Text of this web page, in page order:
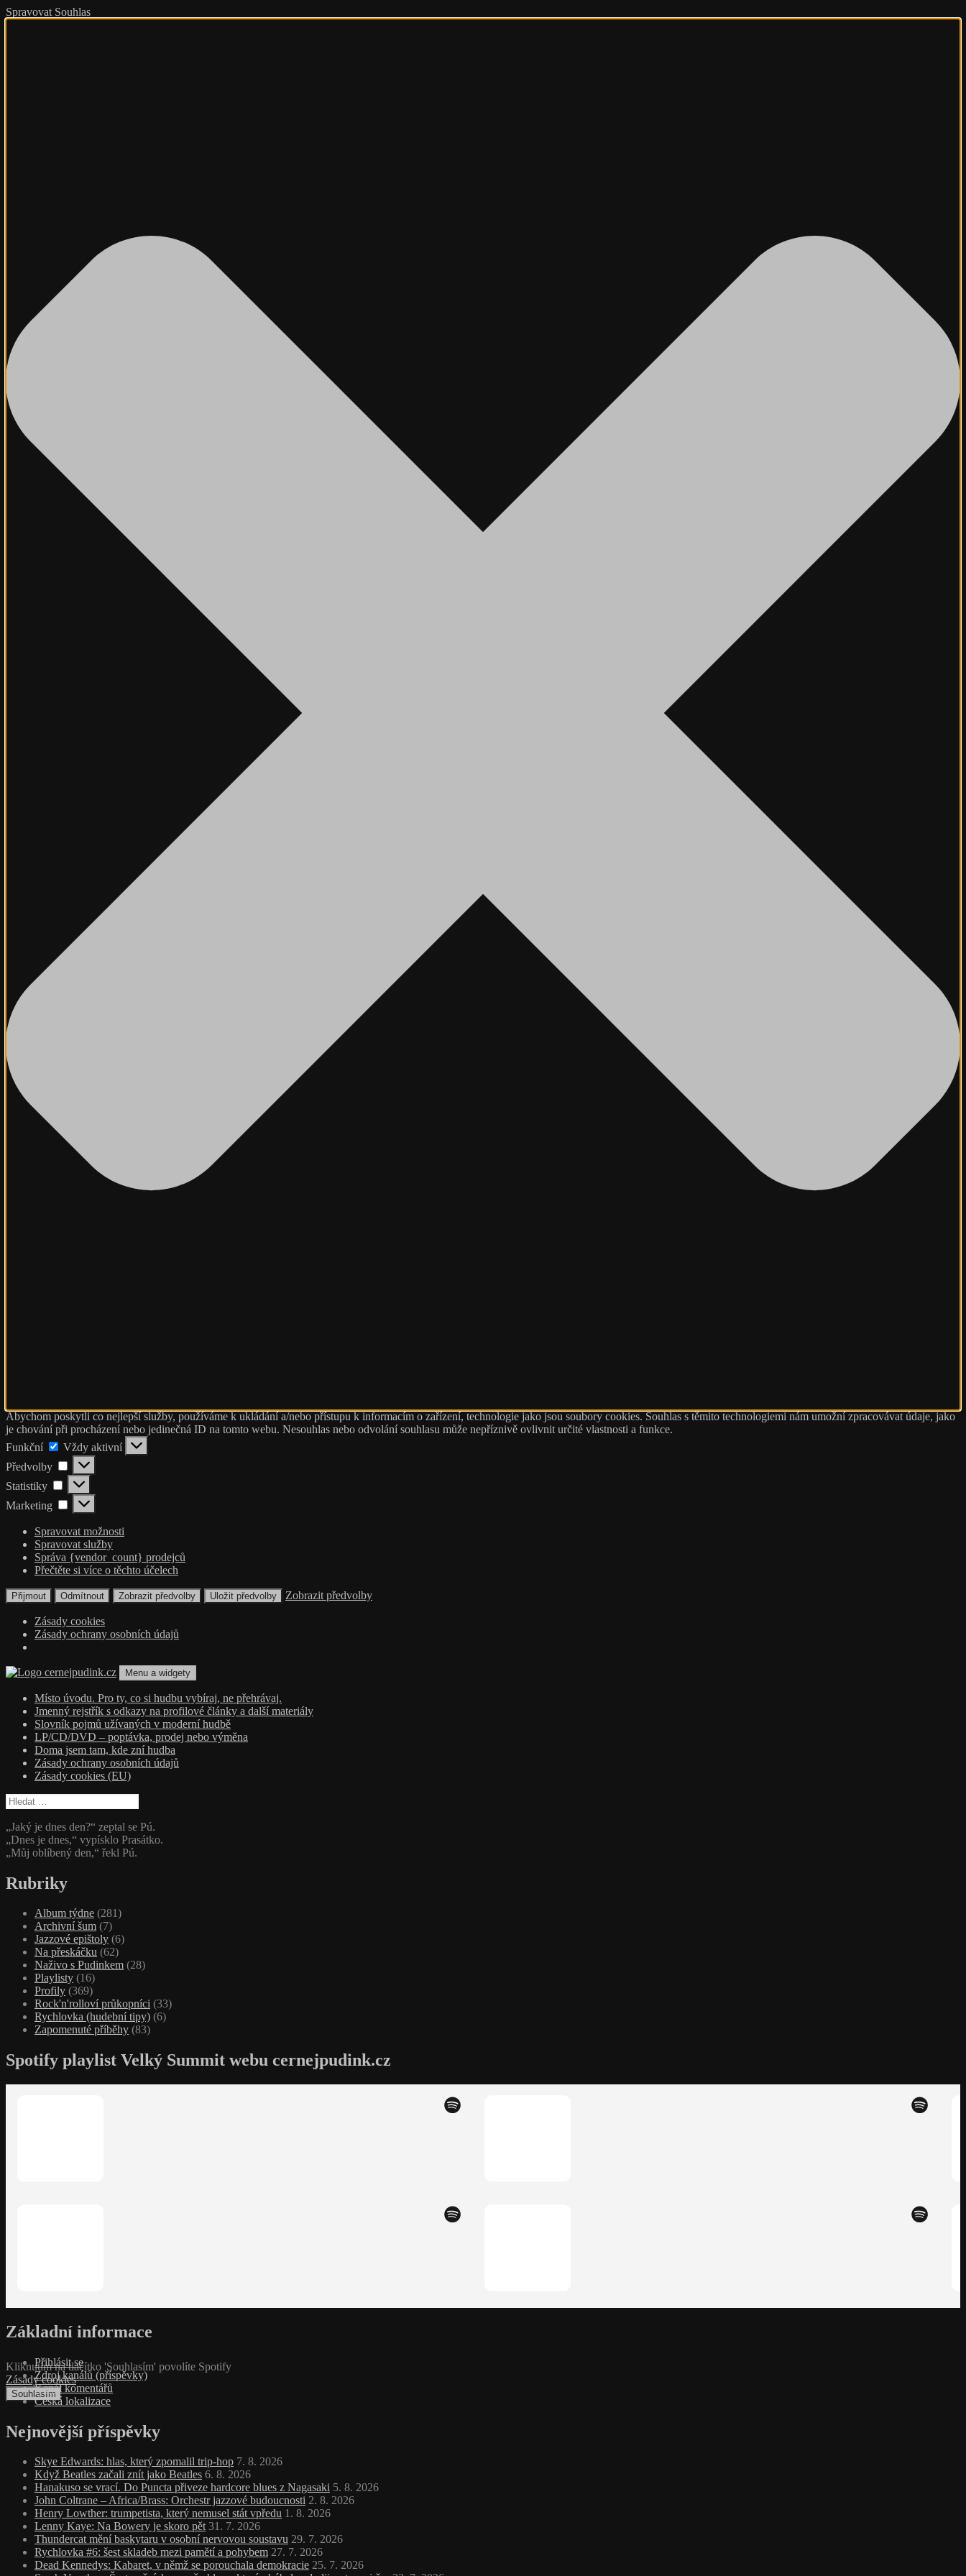
Spravovat Souhlas
Abychom poskytli co nejlepší služby, používáme k ukládání a/nebo přístupu k informacím o zařízení, technologie jako jsou soubory cookies. Souhlas s těmito technologiemi nám umožní zpracovávat údaje, jako
je chování při procházení nebo jedinečná ID na tomto webu. Nesouhlas nebo odvolání souhlasu může nepříznivě ovlivnit určité vlastnosti a funkce.
Funkční
Funkční
Vždy aktivní
Předvolby
Předvolby
Statistiky Statistiky
Marketing Marketing
Spravovat možnosti
Spravovat služby
Správa {vendor_count} prodejců
Přečtěte si více o těchto účelech
Přijmout Odmítnout Zobrazit předvolby Uložit předvolby Zobrazit předvolby
Zásady cookies
Zásady ochrany osobních údajů
Přejít
obsahu
webu
cernejpudink.cz
Hudební magazín o zapomenutých příbězích, jazzu, alternativě a albech s hlubším kontextem
Menu a widgety
Místo úvodu. Pro ty, co si hudbu vybíraj, ne přehrávaj.
Jmenný rejstřík s odkazy na profilové články a další materiály
Slovník pojmů užívaných v moderní hudbě
LP/CD/DVD – poptávka, prodej nebo výměna
Doma jsem tam, kde zní hudba
Zásady ochrany osobních údajů
Zásady cookies (EU)
Vyhledávání
„Jaký je dnes den?“ zeptal se Pú.
„Dnes je dnes,“ vypísklo Prasátko.
„Můj oblíbený den,“ řekl Pú.
Rubriky
Album týdne (281)
Archivní šum (7)
Jazzové epištoly (6)
Na přeskáčku (62)
Naživo s Pudinkem (28)
Playlisty (16)
Profily (369)
Rock'n'rolloví průkopníci (33)
Rychlovka (hudební tipy) (6)
Zapomenuté příběhy (83)
Spotify playlist Velký Summit webu cernejpudink.cz
Kliknutím na tlačítko 'Souhlasím' povolíte Spotify
Zásady cookies
Souhlasím
Základní informace
Přihlásit se
Zdroj kanálů (příspěvky)
Kanál komentářů
Česká lokalizace
Nejnovější příspěvky
Skye Edwards: hlas, který zpomalil trip‑hop 7. 8. 2026
Když Beatles začali znít jako Beatles 6. 8. 2026
Hanakuso se vrací. Do Puncta přiveze hardcore blues z Nagasaki 5. 8. 2026
John Coltrane – Africa/Brass: Orchestr jazzové budoucnosti 2. 8. 2026
Henry Lowther: trumpetista, který nemusel stát vpředu 1. 8. 2026
Lenny Kaye: Na Bowery je skoro pět 31. 7. 2026
Thundercat mění baskytaru v osobní nervovou soustavu 29. 7. 2026
Rychlovka #6: šest skladeb mezi pamětí a pohybem 27. 7. 2026
Dead Kennedys: Kabaret, v němž se porouchala demokracie 25. 7. 2026